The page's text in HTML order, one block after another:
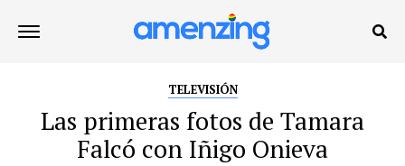
TELEVISIÓN
Las primeras fotos de Tamara
Falcó con Iñigo Onieva